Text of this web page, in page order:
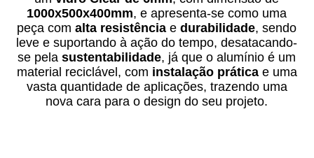
1000x500x400mm, e apresenta-se como uma
peça comalta resistênciaedurabilidade, sendo
leve e suportando à ação do tempo, desatacando-
se pelasustentabilidade, já que o alumínio é um
material reciclável, com instalação prática e uma
vasta quantidade de aplicações, trazendo uma
nova cara para o design do seu projeto.